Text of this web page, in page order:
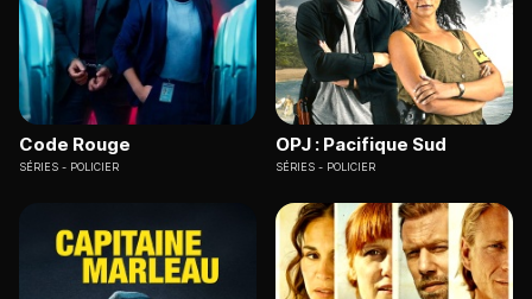
Code Rouge
SÉRIES POLICIER
OPJ : Pacifique Sud
SÉRIES POLICIER